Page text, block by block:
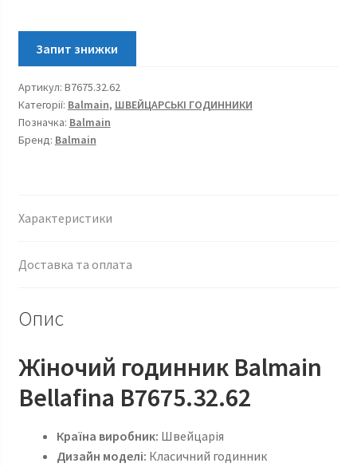
кількість
Артикул: B7675.32.62
Категорії: Balmain, ШВЕЙЦАРСЬКІ ГОДИННИКИ
Позначка: Balmain
Бренд: Balmain
Характеристики
Доставка та оплата
Опис
Жіночий годинник Balmain
Bellafina B7675.32.62
Країна виробник: Швейцарія
Дизайн моделі: Класичний годинник